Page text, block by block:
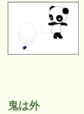
鬼は外